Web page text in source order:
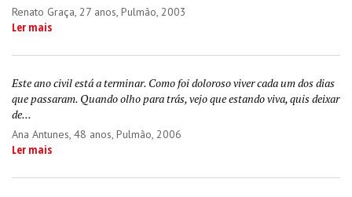
Renato Graça, 27 anos, Pulmão, 2003
Ler mais
Este ano civil está a terminar. Como foi doloroso viver cada um dos dias
que passaram. Quando olho para trás, vejo que estando viva, quis deixar
de...
Ana Antunes, 48 anos, Pulmão, 2006
Ler mais